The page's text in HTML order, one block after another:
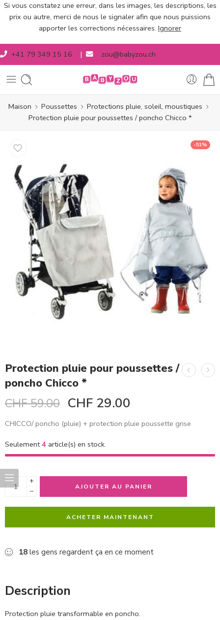
Si vous constatez une erreur, dans les images, les descriptions, les
prix ou autre, merci de nous le signaler afin que nous puissions
apporter les corrections nécessaires. Ignorer
+41 79 349 15 16 | zou@babyzou.ch
Maison Poussettes
Protections pluie, soleil, moustiques
Protection pluie pour poussettes / poncho Chicco *
-51%
Protection pluie pour poussettes /
poncho Chicco *
CHF59.00 CHF 29.00
CHICCO/ poncho (pluie) + protection pluie poussette grise
Seulement4 article(s) en stock.
+
−
AJOUTER AU PANIER
ACHETER MAINTENANT
18 les gens regardent ça en ce moment
Description
Protection pluie transformable en poncho.